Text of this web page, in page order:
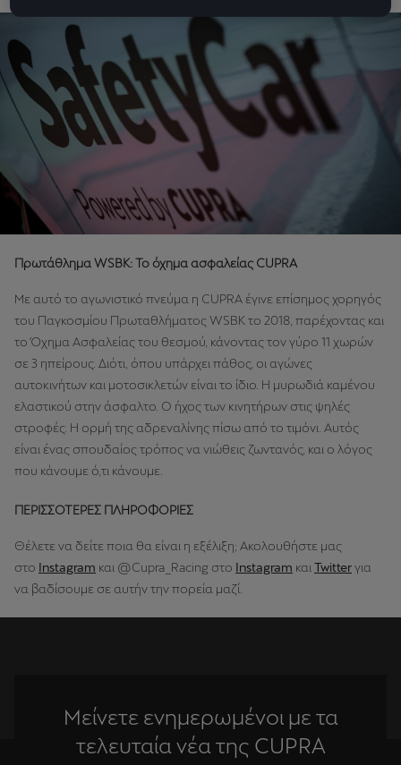
Πρωτάθλημα WSBK: Το όχημα ασφαλείας CUPRA
Με αυτό το αγωνιστικό πνεύμα η CUPRA έγινε επίσημος χορηγός
του Παγκοσμίου Πρωταθλήματος WSBK το 2018, παρέχοντας και
το Όχημα Ασφαλείας του θεσμού, κάνοντας τον γύρο 11 χωρών
σε 3 ηπείρους. Διότι, όπου υπάρχει πάθος, οι αγώνες
αυτοκινήτων και μοτοσικλετών είναι το ίδιο. Η μυρωδιά καμένου
ελαστικού στην άσφαλτο. Ο ήχος των κινητήρων στις ψηλές
στροφές. Η ορμή της αδρεναλίνης πίσω από το τιμόνι. Αυτός
είναι ένας σπουδαίος τρόπος να νιώθεις ζωντανός, και ο λόγος
που κάνουμε ό,τι κάνουμε.
ΠΕΡΙΣΣΟΤΕΡΕΣ ΠΛΗΡΟΦΟΡΙΕΣ
Θέλετε να δείτε ποια θα είναι η εξέλιξη; Ακολουθήστε μας
στο Instagram και @Cupra_Racing στο Instagram και Twitterγια
να βαδίσουμε σε αυτήν την πορεία μαζί.
Μείνετε ενημερωμένοι με τα
τελευταία νέα της CUPRA